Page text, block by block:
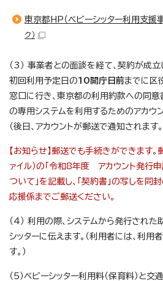
東京都HP（ベビーシッター利用支援
ク）
（3） 事業者との面談を経て、契約が成立し
初回利用予定日の10開庁日前までに区
窓口に行き、東京都の利用約款への同意
の専用システムを利用するためのアカウ
（後日、アカウントが郵送で通知されます。
【お知らせ】郵送でも手続きができます。
ァイル）の「令和8年度 アカウント発行
ついて」を記載し、「契約書」の写しを同
応援係までご郵送ください。
（4） 利用の際、システムから発行された
シッターに伝えます。（利用者には、利
す。）
（5）ベビーシッター利用料（保育料）と